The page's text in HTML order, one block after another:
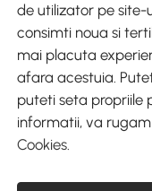
+40
Romania, Bucureşti
de utilizator pe site-
consimti noua si
mai placuta
afara acestuia.
puteti seta propriile
informatii, va
Cookies.